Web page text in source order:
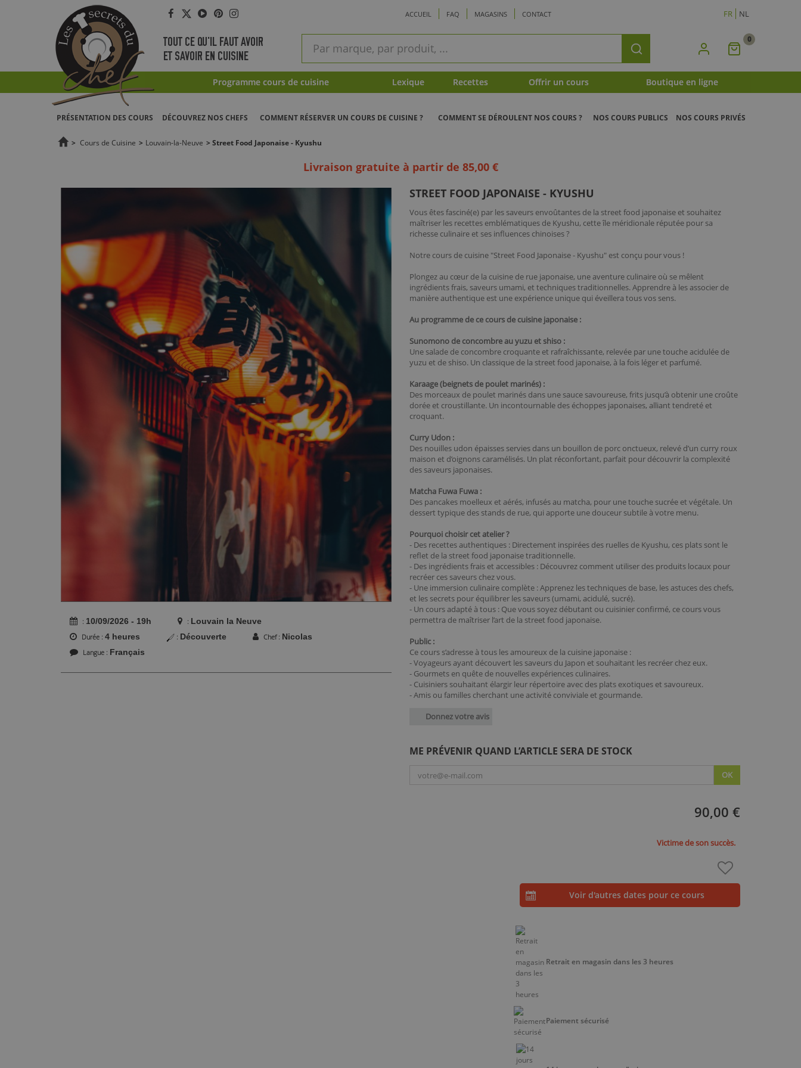
Facebook
Twitter
YouTube
Pinterest
Instagram ACCUEIL FAQ MAGASINS CONTACT FR NL
TOUT CE QU'IL FAUT AVOIR
ET SAVOIR EN CUISINE
rapide
Rechercher Mon
0
Programme cours de cuisine Lexique Recettes Offrir un cours Boutique en ligne
PRÉSENTATION DES COURS DÉCOUVREZ NOS CHEFS COMMENT RÉSERVER UN COURS DE CUISINE ? COMMENT SE DÉROULENT NOS COURS ? NOS COURS PUBLICS NOS COURS PRIVÉS
> Cours de Cuisine > Louvain-la-Neuve > Street Food Japonaise - Kyushu
Livraison gratuite à partir de 85,00 €
STREET FOOD JAPONAISE - KYUSHU
10/09/2026 - 19h Louvain la Neuve
Durée 4 heures Découverte Chef Nicolas
Langue Français
Vous êtes fasciné(e) par les saveurs envoûtantes de la street food japonaise et souhaitez
maîtriser les recettes emblématiques de Kyushu, cette île méridionale réputée pour sa
richesse culinaire et ses influences chinoises ?
Notre cours de cuisine "Street Food Japonaise - Kyushu" est conçu pour vous !
Plongez au cœur de la cuisine de rue japonaise, une aventure culinaire où se mêlent
ingrédients frais, saveurs umami, et techniques traditionnelles. Apprendre à les associer de
manière authentique est une expérience unique qui éveillera tous vos sens.
Au programme de ce cours de cuisine japonaise :
Sunomono de concombre au yuzu et shiso :
Une salade de concombre croquante et rafraîchissante, relevée par une touche acidulée de
yuzu et de shiso. Un classique de la street food japonaise, à la fois léger et parfumé.
Karaage (beignets de poulet marinés) :
Des morceaux de poulet marinés dans une sauce savoureuse, frits jusqu’à obtenir une croûte
dorée et croustillante. Un incontournable des échoppes japonaises, alliant tendreté et
croquant.
Curry Udon :
Des nouilles udon épaisses servies dans un bouillon de porc onctueux, relevé d’un curry roux
maison et d’oignons caramélisés. Un plat réconfortant, parfait pour découvrir la complexité
des saveurs japonaises.
Matcha Fuwa Fuwa :
Des pancakes moelleux et aérés, infusés au matcha, pour une touche sucrée et végétale. Un
dessert typique des stands de rue, qui apporte une douceur subtile à votre menu.
Pourquoi choisir cet atelier ?
- Des recettes authentiques : Directement inspirées des ruelles de Kyushu, ces plats sont le
reflet de la street food japonaise traditionnelle.
- Des ingrédients frais et accessibles : Découvrez comment utiliser des produits locaux pour
recréer ces saveurs chez vous.
- Une immersion culinaire complète : Apprenez les techniques de base, les astuces des chefs,
et les secrets pour équilibrer les saveurs (umami, acidulé, sucré).
- Un cours adapté à tous : Que vous soyez débutant ou cuisinier confirmé, ce cours vous
permettra de maîtriser l’art de la street food japonaise.
Public :
Ce cours s’adresse à tous les amoureux de la cuisine japonaise :
- Voyageurs ayant découvert les saveurs du Japon et souhaitant les recréer chez eux.
- Gourmets en quête de nouvelles expériences culinaires.
- Cuisiniers souhaitant élargir leur répertoire avec des plats exotiques et savoureux.
- Amis ou familles cherchant une activité conviviale et gourmande.
Donnez votre avis
ME PRÉVENIR QUAND L’ARTICLE SERA DE STOCK
OK
90,00 €
Victime de son succès.
Voir d'autres dates pour ce cours
Retrait en magasin dans les 3 heures
Paiement sécurisé